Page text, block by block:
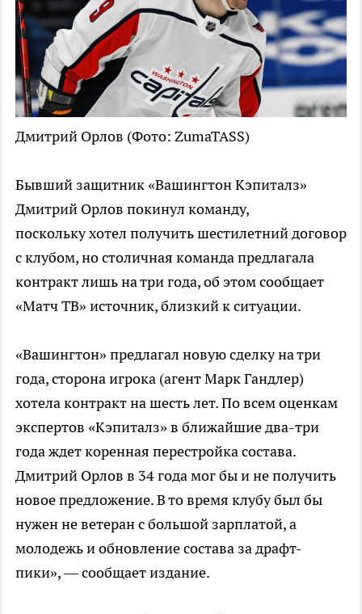
Дмитрий Орлов (Фото: ZumaTASS)
Бывший защитник «Вашингтон Кэпиталз»
Дмитрий Орлов покинул команду,
поскольку хотел получить шестилетний договор
с клубом, но столичная команда предлагала
контракт лишь на три года, об этом сообщает
«Матч ТВ» источник, близкий к ситуации.
«Вашингтон» предлагал новую сделку на три
года, сторона игрока (агент Марк Гандлер)
хотела контракт на шесть лет. По всем оценкам
экспертов «Кэпиталз» в ближайшие два-три
года ждет коренная перестройка состава.
Дмитрий Орлов в 34 года мог бы и не получить
новое предложение. В то время клубу был бы
нужен не ветеран с большой зарплатой, а
молодежь и обновление состава за драфт-
пики», — сообщает издание.